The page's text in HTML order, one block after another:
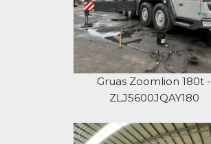
Gruas Zoomlion 180t -
ZLJ5600JQAY180